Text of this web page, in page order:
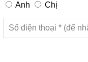
Anh Chị